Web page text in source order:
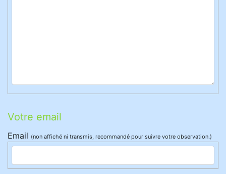
Votre email
Email (non affiché ni transmis, recommandé pour suivre votre observation.)